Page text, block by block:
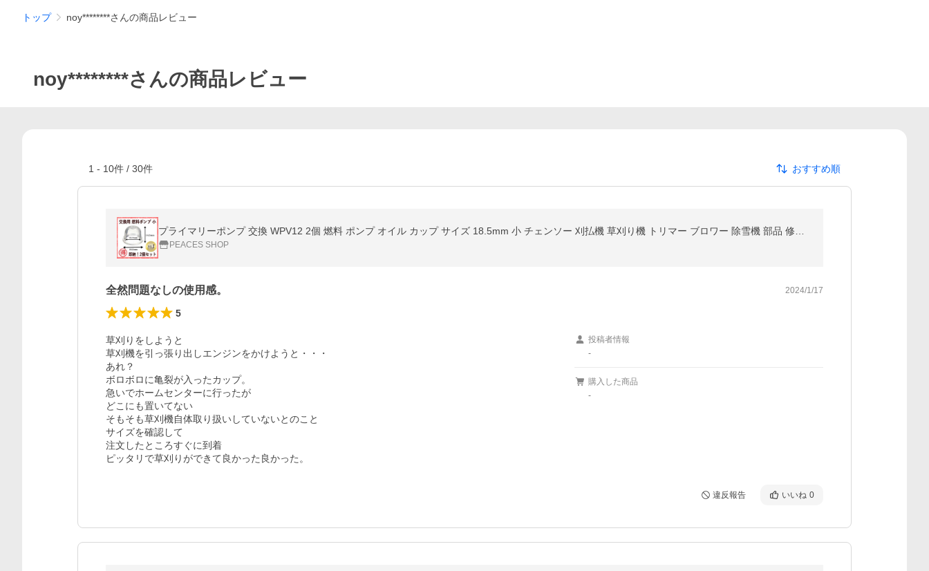
トップ noy********さんの商品レビュー
noy********さんの商品レビュー
1 - 10件 / 30件 おすすめ順
PEACES SHOP
全然問題なしの使用感。 2024/1/17
5
草刈りをしようと
草刈機を引っ張り出しエンジンをかけようと・・・
あれ？
ボロボロに亀裂が入ったカップ。
急いでホームセンターに行ったが
どこにも置いてない
そもそも草刈機自体取り扱いしていないとのこと
サイズを確認して
注文したところすぐに到着
投稿者情報
-
購入した商品
-
違反報告 いいね 0